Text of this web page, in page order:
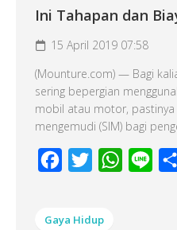
Ini Tahapan dan
15 April 2019 07:58
(Mounture.com) — Bagi
sering bepergian
mobil atau motor,
mengemudi (SIM) bagi
Facebook
Twitter WhatsApp
Line
Gaya Hidup